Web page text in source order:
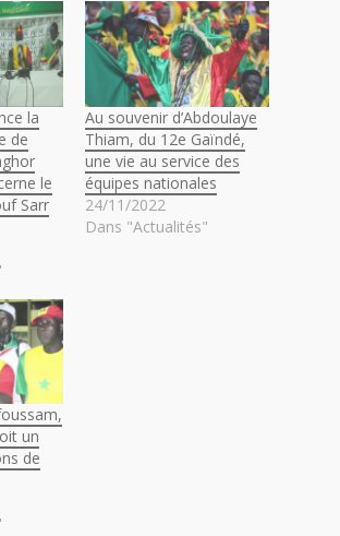
la
de
le
Sarr
Au souvenir d’Abdoulaye
Thiam, du 12e Gaïndé,
une vie au service des
équipes nationales
24/11/2022
Dans "Actualités"
un
de